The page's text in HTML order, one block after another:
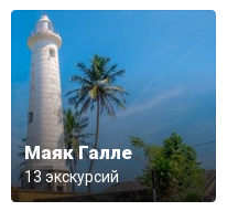
Маяк Галле
13 экскурсий